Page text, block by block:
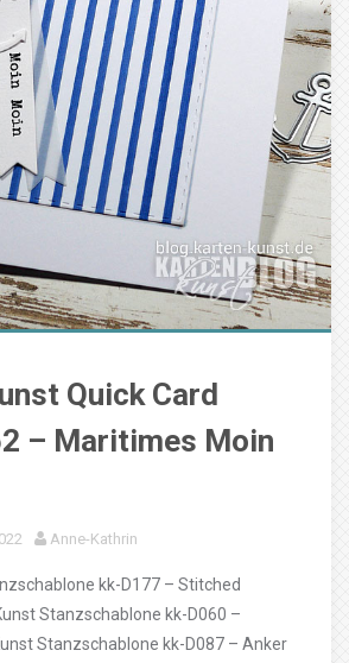
Quick Card
– Maritimes Moin
Anne-Kathrin
kk-D177 – Stitched
Stanzschablone kk-D060 –
Stanzschablone kk-D087 – Anker